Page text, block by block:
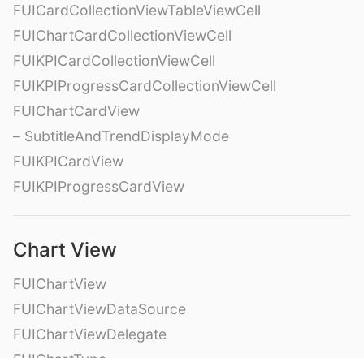
FUICardCollectionViewTableViewCell
FUIChartCardCollectionViewCell
FUIKPICardCollectionViewCell
FUIKPIProgressCardCollectionViewCell
FUIChartCardView
– SubtitleAndTrendDisplayMode
FUIKPICardView
FUIKPIProgressCardView
Chart View
FUIChartView
FUIChartViewDataSource
FUIChartViewDelegate